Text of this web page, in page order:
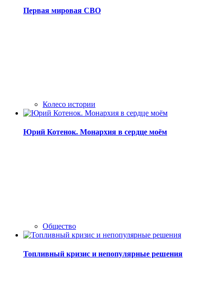
Первая мировая СВО
Колесо истории
Юрий Котенок. Монархия в сердце моём
Общество
Топливный кризис и непопулярные решения